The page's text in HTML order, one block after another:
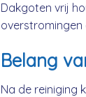
Dakgoten vrij
Belang
Na de reiniging